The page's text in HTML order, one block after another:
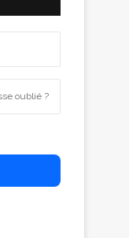
oublié ?